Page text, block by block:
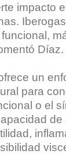
impacto
Díaz.
un
para
o el